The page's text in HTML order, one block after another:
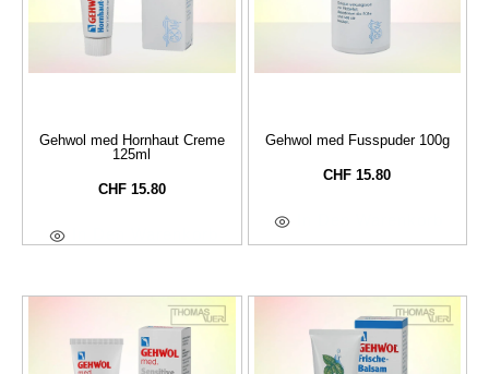
Gehwol med Hornhaut Creme
125ml
CHF15.80
Gehwol med Fusspuder 100g
CHF 15.80